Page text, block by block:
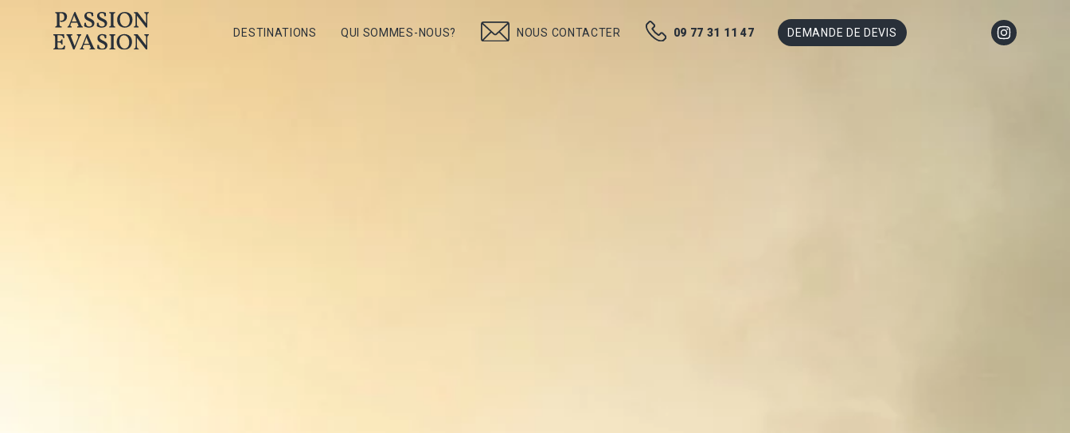
DESTINATIONS QUI SOMMES-NOUS? NOUS CONTACTER 09 77 31 11 47 DEMANDE DE DEVIS